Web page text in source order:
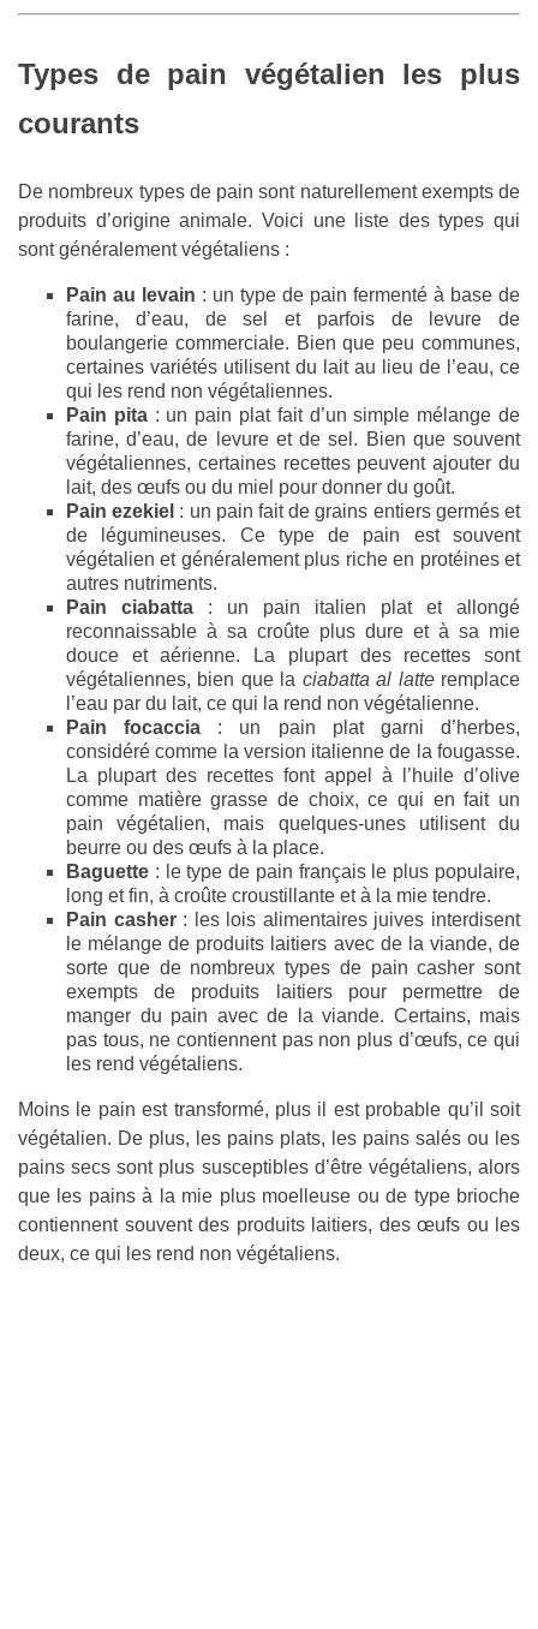
Types de pain végétalien les plus
courants
De nombreux types de pain sont naturellement exempts de
produits d’origine animale. Voici une liste des types qui
sont généralement végétaliens :
Pain au levain : un type de pain fermenté à base de
farine, d’eau, de sel et parfois de levure de
boulangerie commerciale. Bien que peu communes,
certaines variétés utilisent du lait au lieu de l’eau, ce
qui les rend non végétaliennes.
Pain pita: un pain plat fait d’un simple mélange de
farine, d’eau, de levure et de sel. Bien que souvent
végétaliennes, certaines recettes peuvent ajouter du
lait, des œufs ou du miel pour donner du goût.
Pain ezekiel : un pain fait de grains entiers germés et
de légumineuses. Ce type de pain est souvent
végétalien et généralement plus riche en protéines et
autres nutriments.
Pain ciabatta : un pain italien plat et allongé
reconnaissable à sa croûte plus dure et à sa mie
douce et aérienne. La plupart des recettes sont
végétaliennes, bien que la ciabatta al latteremplace
l’eau par du lait, ce qui la rend non végétalienne.
Pain focaccia : un pain plat garni d’herbes,
considéré comme la version italienne de la fougasse.
La plupart des recettes font appel à l’huile d’olive
comme matière grasse de choix, ce qui en fait un
pain végétalien, mais quelques-unes utilisent du
beurre ou des œufs à la place.
Baguette : le type de pain français le plus populaire,
long et fin, à croûte croustillante et à la mie tendre.
Pain casher: les lois alimentaires juives interdisent
le mélange de produits laitiers avec de la viande, de
sorte que de nombreux types de pain casher sont
exempts de produits laitiers pour permettre de
manger du pain avec de la viande. Certains, mais
pas tous, ne contiennent pas non plus d’œufs, ce qui
les rend végétaliens.
Moins le pain est transformé, plus il est probable qu’il soit
végétalien. De plus, les pains plats, les pains salés ou les
pains secs sont plus susceptibles d’être végétaliens, alors
que les pains à la mie plus moelleuse ou de type brioche
contiennent souvent des produits laitiers, des œufs ou les
deux, ce qui les rend non végétaliens.